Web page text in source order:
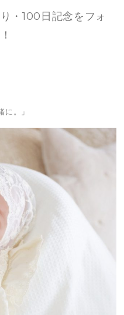
・100日記念をフォ
に。」